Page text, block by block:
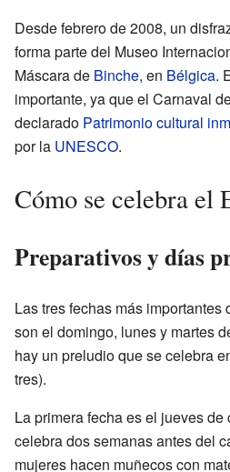
Desde febrero de 2008, un
forma parte del Museo
Máscara de Binche, en Bélgica.
importante, ya que el Carnaval
declarado Patrimonio cultural
por la UNESCO.
Cómo se celebra el
Preparativos y días
Las tres fechas más
son el domingo, lunes y martes
hay un preludio que se celebra
tres).
La primera fecha es el jueves de
celebra dos semanas antes del
mujeres hacen muñecos con